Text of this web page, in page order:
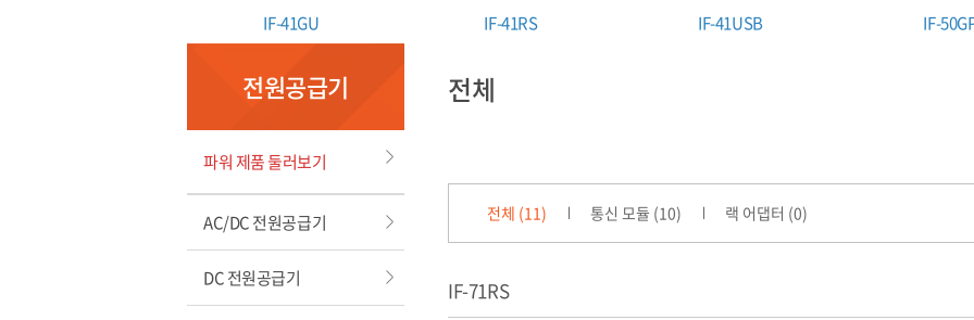
IF-41GU IF-41RS IF-41USB IF-
전원공급기
파워 제품 둘러보기
AC/DC 전원공급기
DC 전원공급기
전체
전체 (11) 통신 모듈 (10) 랙 어댑터 (0)
IF-71RS